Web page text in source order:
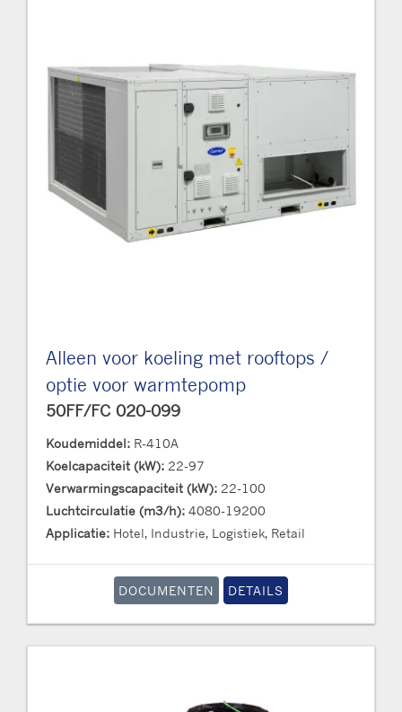
Alleen voor koeling met rooftops /
optie voor warmtepomp
50FF/FC 020-099
Koudemiddel: R-410A
Koelcapaciteit (kW): 22-97
Verwarmingscapaciteit (kW): 22-100
Luchtcirculatie (m3/h): 4080-19200
Applicatie: Hotel, Industrie, Logistiek, Retail
DOCUMENTEN DETAILS